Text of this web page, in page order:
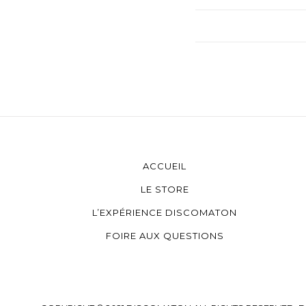
ACCUEIL
LE STORE
L’EXPÉRIENCE DISCOMATON
FOIRE AUX QUESTIONS